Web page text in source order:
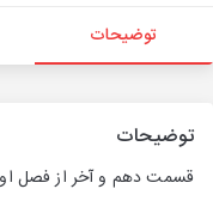
توضیحات
توضیحات
قسمت دهم و آخر از فصل